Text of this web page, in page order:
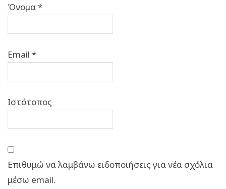
Όνομα*
Email *
Ιστότοπος
Επιθυμώ να λαμβάνω ειδοποιήσεις για νέα σχόλια
μέσω email.